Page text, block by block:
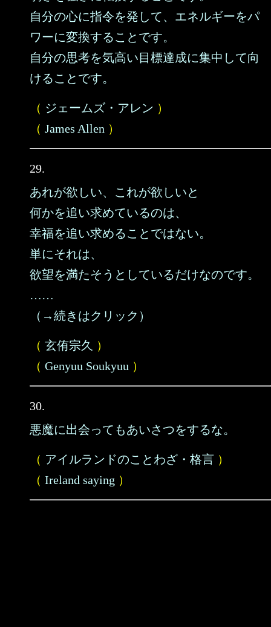
自分の心に指令を発して、エネルギーをパ
ワーに変換することです。
自分の思考を気高い目標達成に集中して向
けることです。
（ ジェームズ・アレン ）
（ James Allen ）
29.
あれが欲しい、これが欲しいと
何かを追い求めているのは、
幸福を追い求めることではない。
単にそれは、
欲望を満たそうとしているだけなのです。
……
（→続きはクリック）
（ 玄侑宗久 ）
（ Genyuu Soukyuu ）
30.
悪魔に出会ってもあいさつをするな。
（ アイルランドのことわざ・格言 ）
（ Ireland saying ）